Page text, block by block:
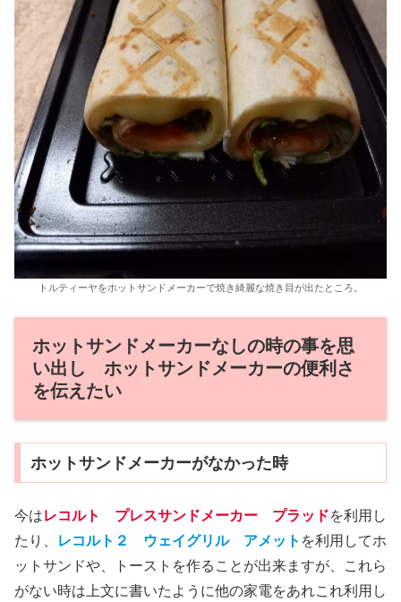
トルティーヤをホットサンドメーカーで焼き綺麗な焼き目が出たところ。
ホットサンドメーカーなしの時の事を思
い出し ホットサンドメーカーの便利さ
を伝えたい
ホットサンドメーカーがなかった時
今はレコルト プレスサンドメーカー プラッドを利用し
たり、
レコルト２ ウェイグリル アメット を利用してホ
ットサンドや、トーストを作ることが出来ますが、これら
がない時は上文に書いたように他の家電をあれこれ利用し